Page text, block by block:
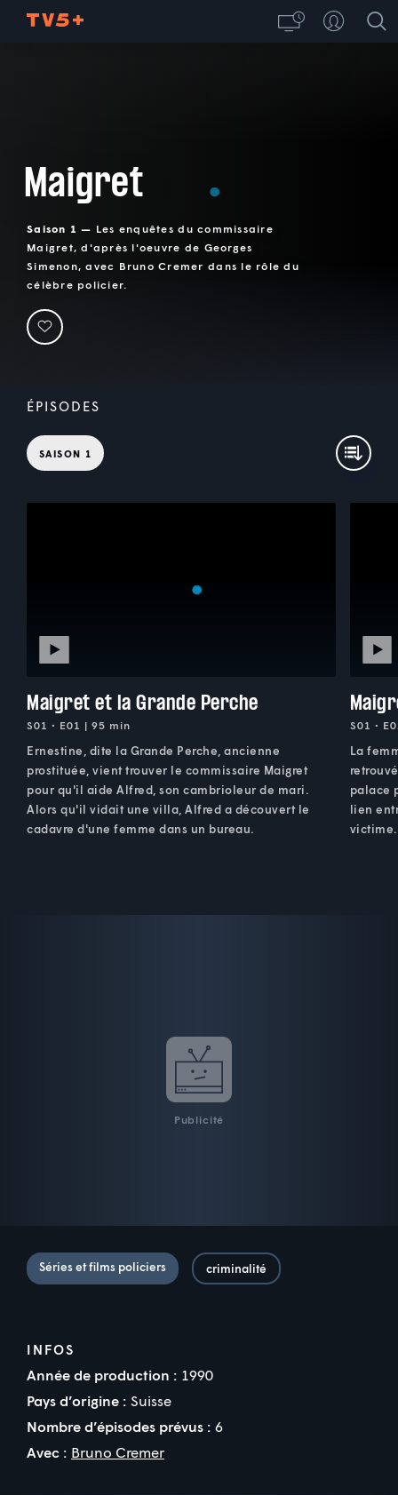
Maigret
Saison 1 — Les enquêtes du commissaire
Maigret, d'après l'oeuvre de Georges
Simenon, avec Bruno Cremer dans le rôle du
célèbre policier.
ÉPISODES
SAISON 1
Maigret et la Grande Perche
S01 • E01 | 95 min
Ernestine, dite la Grande Perche, ancienne
prostituée, vient trouver le commissaire Maigret
pour qu'il aide Alfred, son cambrioleur de mari.
Alors qu'il vidait une villa, Alfred a découvert le
cadavre d'une femme dans un bureau.
S01 •
La
palace
lien
Publicité
Séries et films policiers criminalité
INFOS
Année de production : 1990
Pays d’origine : Suisse
Nombre d’épisodes prévus : 6
Avec : Bruno Cremer